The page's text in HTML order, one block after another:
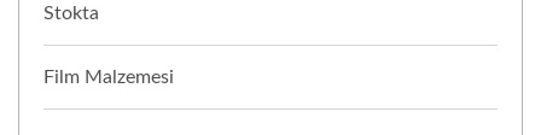
Stokta
Film Malzemesi